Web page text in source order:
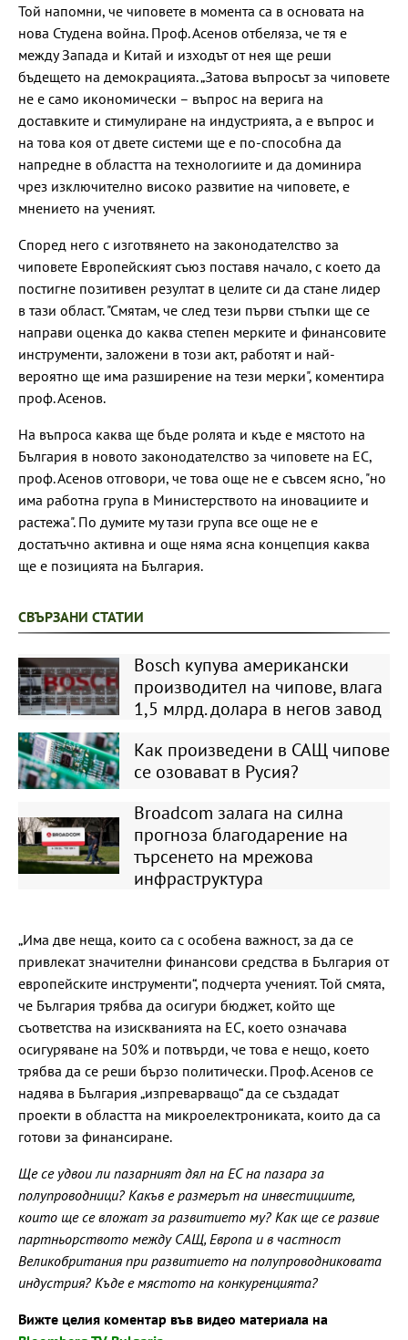
Той напомни, че чиповете в момента са в основата на
нова Студена война. Проф. Асенов отбеляза, че тя е
между Запада и Китай и изходът от нея ще реши
бъдещето на демокрацията. „Затова въпросът за чиповете
не е само икономически – въпрос на верига на
доставките и стимулиране на индустрията, а е въпрос и
на това коя от двете системи ще е по-способна да
напредне в областта на технологиите и да доминира
чрез изключително високо развитие на чиповете, е
мнението на ученият.
Според него с изготвянето на законодателство за
чиповете Европейският съюз поставя начало, с което да
постигне позитивен резултат в целите си да стане лидер
в тази област. "Смятам, че след тези първи стъпки ще се
направи оценка до каква степен мерките и финансовите
инструменти, заложени в този акт, работят и най-
вероятно ще има разширение на тези мерки", коментира
проф. Асенов.
На въпроса каква ще бъде ролята и къде е мястото на
България в новото законодателство за чиповете на ЕС,
проф. Асенов отговори, че това още не е съвсем ясно, "но
има работна група в Министерството на иновациите и
растежа". По думите му тази група все още не е
достатъчно активна и още няма ясна концепция каква
ще е позицията на България.
СВЪРЗАНИ СТАТИИ
Bosch купува американски
производител на чипове, влага
1,5 млрд. долара в негов завод
Как произведени в САЩ чипове
се озовават в Русия?
Broadcom залага на силна
прогноза благодарение на
търсенето на мрежова
инфраструктура
„Има две неща, които са с особена важност, за да се
привлекат значителни финансови средства в България от
европейските инструменти“, подчерта ученият. Той смята,
че България трябва да осигури бюджет, който ще
съответства на изискванията на ЕС, което означава
осигуряване на 50% и потвърди, че това е нещо, което
трябва да се реши бързо политически. Проф. Асенов се
надява в България „изпреварващо“ да се създадат
проекти в областта на микроелектрониката, които да са
готови за финансиране.
Ще се удвои ли пазарният дял на ЕС на пазара за
полупроводници? Какъв е размерът на инвестициите,
които ще се вложат за развитието му? Как ще се развие
партньорството между САЩ, Европа и в частност
Великобритания при развитието на полупроводниковата
индустрия? Къде е мястото на конкуренцията?
Вижте целия коментар във видео материала на